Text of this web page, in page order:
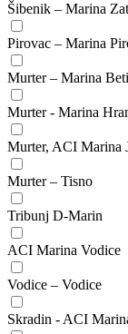
Šibenik – Marina
Pirovac – Marina
Murter – Marina
Murter - Marina
Murter, ACI Marina
Murter – Tisno
Tribunj D-Marin
ACI Marina Vodice
Vodice – Vodice
Skradin - ACI